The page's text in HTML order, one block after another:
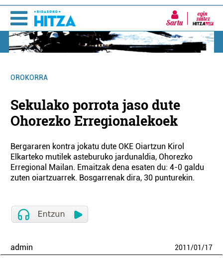
Sartu
OROKORRA
Sekulako porrota jaso dute
Ohorezko Erregionalekoek
Bergararen kontra jokatu dute OKE Oiartzun Kirol
Elkarteko mutilek asteburuko jardunaldia, Ohorezko
Erregional Mailan. Emaitzak dena esaten du: 4-0 galdu
zuten oiartzuarrek. Bosgarrenak dira, 30 punturekin.
admin 2011/01/17